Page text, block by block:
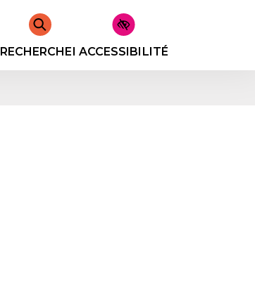
RECHERCHERACCESSIBILITÉ